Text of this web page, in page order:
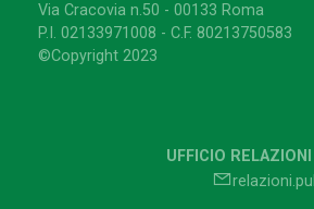
Via Cracovia n.50 - 00133 Roma
P.I. 02133971008 - C.F. 80213750583
©Copyright 2023
UFFICIO